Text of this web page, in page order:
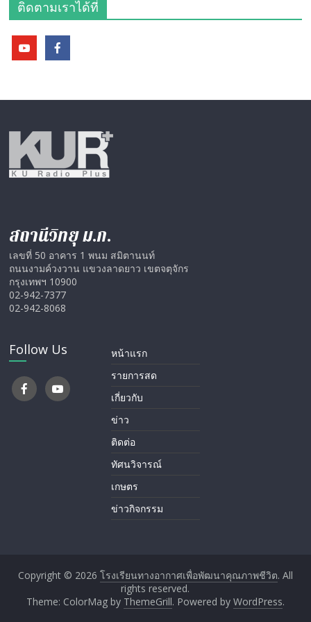
ติดตามเราได้ที่
สถานีวิทยุ ม.ก.
เลขที่ 50 อาคาร 1 พนม สมิตานนท์
ถนนงามค์วงวาน แขวงลาดยาว เขตจตุจักร
กรุงเทพฯ 10900
02-942-7377
02-942-8068
Follow Us
หน้าแรก
รายการสด
เกี่ยวกับ
ข่าว
ติดต่อ
ทัศนวิจารณ์
เกษตร
ข่าวกิจกรรม
Copyright © 2026 โรงเรียนทางอากาศ​เพื่อพัฒนาคุณภาพชีวิต. All
rights reserved.
Theme: ColorMag by ThemeGrill. Powered by WordPress.